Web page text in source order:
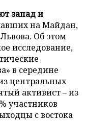
запад и
на Майдан,
Об этом
исследование,
в середине
центральных
активист – из
участников
с востока